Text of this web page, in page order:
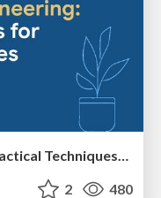
Gemini Prompt Engineering: Practical Techniques for Tangible AI Outcomes
2 480